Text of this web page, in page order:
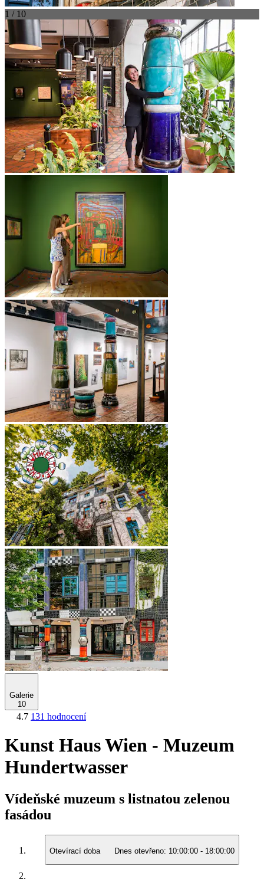
1 / 10
Galerie
10
4.7 131 hodnocení
Kunst Haus Wien - Muzeum
Hundertwasser
Vídeňské muzeum s listnatou zelenou
fasádou
Otevírací doba Dnes otevřeno: 10:00:00 - 18:00:00